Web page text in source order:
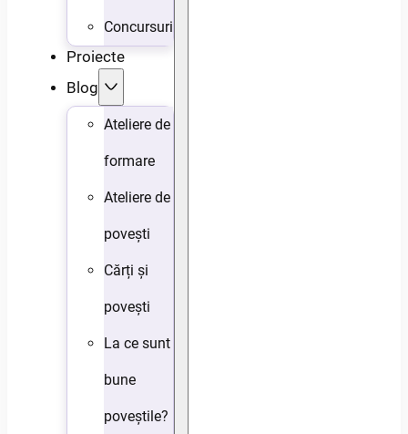
Concursuri
Proiecte
Blog
Ateliere de
formare
Ateliere de
povești
Cărți și
povești
La ce sunt
bune
poveștile?